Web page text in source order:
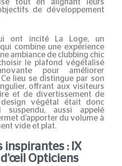
tout en alignant leurs
de développement
ont incité La Loge, un
combine une expérience
ambiance de clubbing chic
le plafond végétalisé
pour améliorer
Ce lieu se distingue par son
offrant aux visiteurs
et de divertissement de
végétal était donc
suspendu, aussi appelé
d’apporter du volume à
vide et plat.
inspirantes : IX
Opticiens